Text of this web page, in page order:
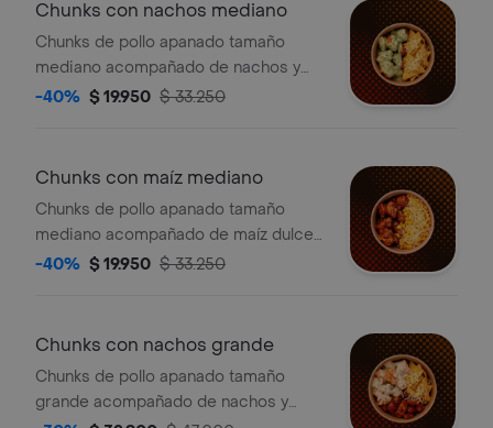
Chunks con nachos mediano
Chunks de pollo apanado tamaño
mediano acompañado de nachos y
queso.
-40% $ 19.950 $ 33.250
Chunks con maíz mediano
Chunks de pollo apanado tamaño
mediano acompañado de maíz dulce y
queso.
-40% $ 19.950 $ 33.250
Chunks con nachos grande
Chunks de pollo apanado tamaño
grande acompañado de nachos y